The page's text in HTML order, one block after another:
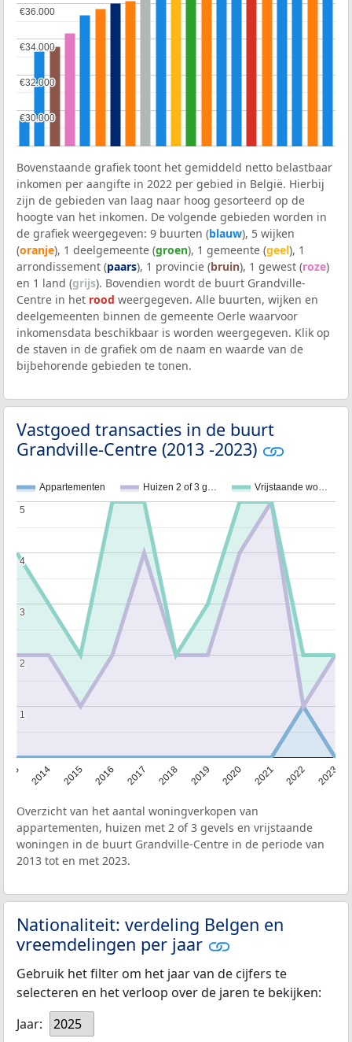
€30.000
€30.000
€32.000
€32.000
€34.000
€34.000
€36.000
€36.000
Bovenstaande grafiek toont het gemiddeld netto belastbaar
inkomen per aangifte in 2022 per gebied in België. Hierbij
zijn de gebieden van laag naar hoog gesorteerd op de
hoogte van het inkomen. De volgende gebieden worden in
de grafiek weergegeven: 9 buurten (blauw), 5 wijken
(oranje), 1 deelgemeente (groen), 1 gemeente (geel), 1
arrondissement (paars), 1 provincie (bruin), 1 gewest (roze)
en 1 land (grijs). Bovendien wordt de buurt Grandville-
Centre in het rood weergegeven. Alle buurten, wijken en
deelgemeenten binnen de gemeente Oerle waarvoor
inkomensdata beschikbaar is worden weergegeven. Klik op
de staven in de grafiek om de naam en waarde van de
bijbehorende gebieden te tonen.
Vastgoed transacties in de buurt
Grandville-Centre (2013 -2023)
Appartementen Huizen 2 of 3 g… Vrijstaande wo…
2014 2015 2016 2017 2018 2019 2020 2021 2022 2023
1
1
2
2
3
3
4
4
5
5
Overzicht van het aantal woningverkopen van
appartementen, huizen met 2 of 3 gevels en vrijstaande
woningen in de buurt Grandville-Centre in de periode van
2013 tot en met 2023.
Nationaliteit: verdeling Belgen en
vreemdelingen per jaar
Gebruik het filter om het jaar van de cijfers te
selecteren en het verloop over de jaren te bekijken:
Jaar:
2025